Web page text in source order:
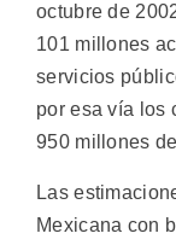
octubre de
101 millones
servicios
por esa vía los
950 millones
Las
Mexicana con